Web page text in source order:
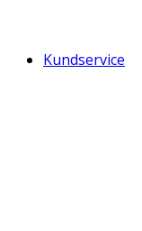
Kundservice